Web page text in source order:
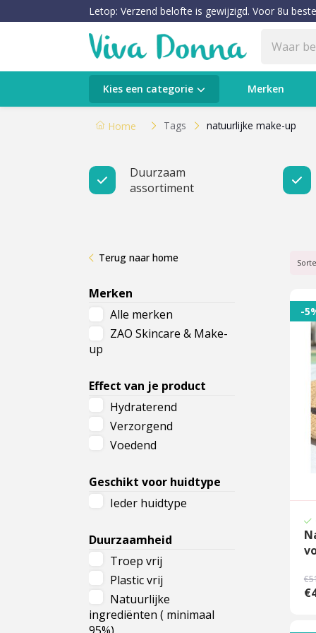
Letop: Verzend belofte is gewijzigd. Voor 8u
Kies een categorie Merken
Categorieën
Verzorging
Huidtypes & Huidcondities
Voeding & Gezondheid
Cadeau
Nieuwe Striplac 2025
Schrijf je nu in voor Beauty News
Home Tags natuurlijke make-up
Duurzaam
assortiment
Terug naar home
Merken
Alle merken
ZAO Skincare & Make-
up
Effect van je product
Hydraterend
Verzorgend
Voedend
Geschikt voor huidtype
Ieder huidtype
Duurzaamheid
Troep vrij
Plastic vrij
Natuurlijke
ingrediënten ( minimaal
-